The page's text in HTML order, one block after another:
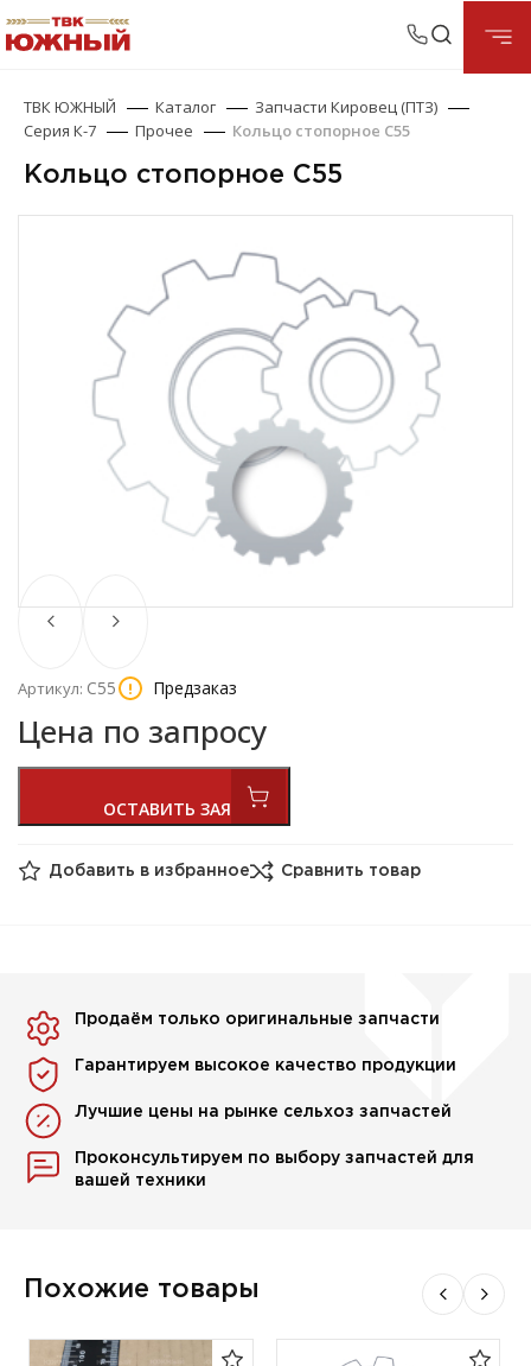
ТВК ЮЖНЫЙ Каталог
Запчасти Кировец (ПТЗ)
Серия К-7
Прочее Кольцо стопорное С55
Кольцо стопорное С55
Артикул: С55 Предзаказ
Цена по запросу
Добавить в избранное Сравнить товар
Продаём только оригинальные запчасти
Гарантируем высокое качество продукции
Лучшие цены на рынке сельхоз запчастей
Проконсультируем по выбору запчастей для
вашей техники
Похожие товары